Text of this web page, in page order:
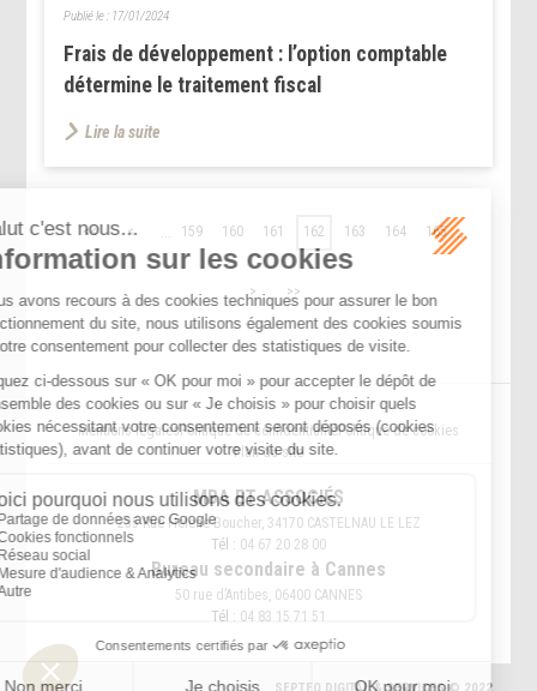
Frais de développement : l’option comptable
détermine le traitement fiscal
Publié le : 17/01/2024
Lire la suite
<< < 159 160 161 162 163 164 165 ...
> >>
Mentions légalesPolitique de confidentialitéPolitique de cookies
Plan du site
MBA ET ASSOCIÉS
235 Rue Helene Boucher, 34170 CASTELNAU LE LEZ
Tél : 04 67 20 28 00
Bureau secondaire à Cannes
50 rue d’Antibes, 06400 CANNES
Tél : 04 83 15 71 51